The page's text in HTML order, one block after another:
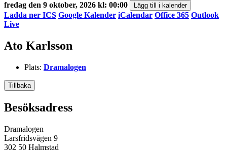
fredag den 9 oktober, 2026 kl: 00:00 Lägg till i kalender
Ladda ner ICS Google Kalender iCalendar Office 365 Outlook
Live
Ato Karlsson
Plats: Dramalogen
Tillbaka
Besöksadress
Dramalogen
Larsfridsvägen 9
302 50 Halmstad